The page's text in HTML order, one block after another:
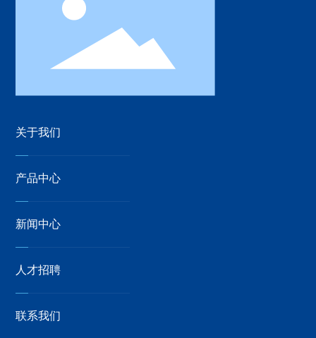
关于我们
产品中心
新闻中心
人才招聘
联系我们